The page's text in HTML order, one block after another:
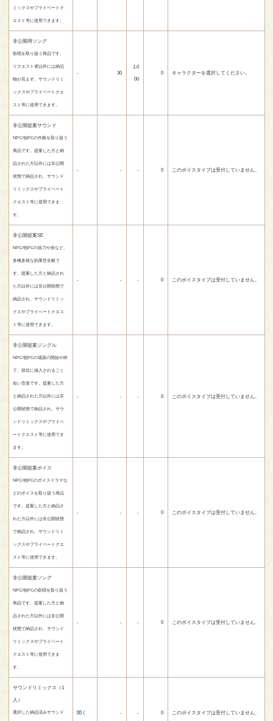
ミックスやプライベートク
エスト等に使用できます。
非公開用ソング
歌唱を取り扱う商品です。
リクエスト者以外には納品
物が見えず、サウンドリミ
ックスやプライベートクエ
スト等に使用できます。
- 30
1,0
00
0 キャラクターを選択してください。
非公開提案サウンド
NPC/他PCの作曲を取り扱う
商品です。提案した方と納
品された方以外には非公開
状態で納品され、サウンド
リミックスやプライベート
クエスト等に使用できま
す。
- - - 0 このボイスタイプは受付していません。
非公開提案SE
NPC/他PCの抜刀や炎など、
多種多様な効果音全般で
す。提案した方と納品され
た方以外には非公開状態で
納品され、サウンドリミッ
クスやプライベートクエス
ト等に使用できます。
- - - 0 このボイスタイプは受付していません。
非公開提案ジングル
NPC/他PCの場面の開始や終
了、節目に挿入されるごく
短い音楽です。提案した方
と納品された方以外には非
公開状態で納品され、サウ
ンドリミックスやプライベ
ートクエスト等に使用でき
ます。
- - - 0 このボイスタイプは受付していません。
非公開提案ボイス
NPC/他PCのボイスドラマな
どのボイスを取り扱う商品
です。提案した方と納品さ
れた方以外には非公開状態
で納品され、サウンドリミ
ックスやプライベートクエ
スト等に使用できます。
- - - 0 このボイスタイプは受付していません。
非公開提案ソング
NPC/他PCの歌唱を取り扱う
商品です。提案した方と納
品された方以外には非公開
状態で納品され、サウンド
リミックスやプライベート
クエスト等に使用できま
す。
- - - 0 このボイスタイプは受付していません。
サウンドリミックス（1
人）
選択した納品済みサウンド 聞く - - 0 このボイスタイプは受付していません。